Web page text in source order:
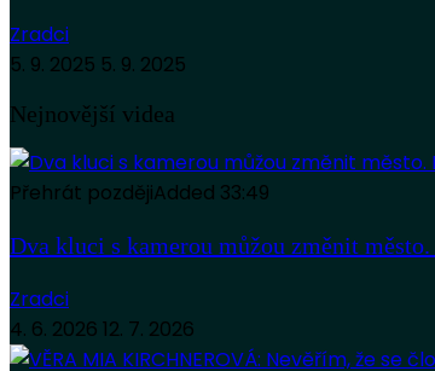
Zradci
5. 9. 2025 5. 9. 2025
Nejnovější videa
Přehrát pozdějiAdded 33:49
Dva kluci s kamerou můžou změnit
Zradci
4. 6. 2026 12. 7. 2026